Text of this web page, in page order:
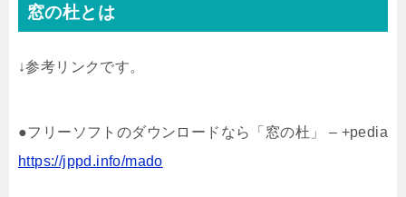
窓の杜とは
↓参考リンクです。
●フリーソフトのダウンロードなら「窓の杜」 – +pedia
https://jppd.info/mado